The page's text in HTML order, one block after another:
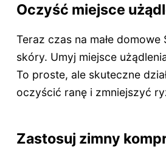
Oczyść miejsce
Teraz czas na małe domowe
skóry. Umyj miejsce
To proste, ale skuteczne
oczyścić ranę i zmniejszyć
Zastosuj zimny